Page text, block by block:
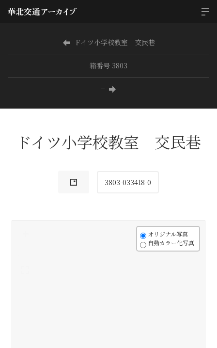
ドイツ小学校教室 交民巷
箱番号 3803
−
ドイツ小学校教室 交民巷
3803-033418-0
オリジナル写真
自動カラー化写真